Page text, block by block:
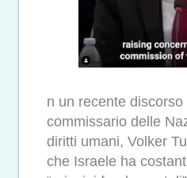
n un recente discorso
commissario delle
diritti umani, Volker
che Israele ha